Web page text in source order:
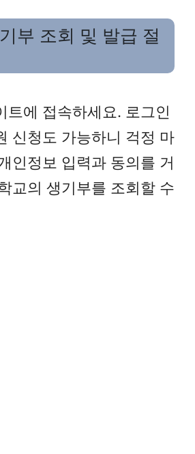
부 조회 및 발급 절
트에 접속하세요. 로그인
신청도 가능하니 걱정 마
인정보 입력과 동의를 거
교의 생기부를 조회할 수